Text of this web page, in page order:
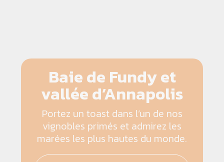
Baie de Fundy et
vallée d’Annapolis
Portez un toast dans l’un de nos
vignobles primés et admirez les
marées les plus hautes du monde.